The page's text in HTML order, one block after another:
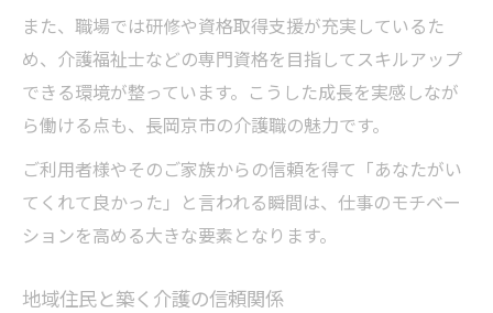
また、職場では研修や資格取得支援が充実しているた
め、介護福祉士などの専門資格を目指してスキルアップ
できる環境が整っています。こうした成長を実感しなが
ら働ける点も、長岡京市の介護職の魅力です。
ご利用者様やそのご家族からの信頼を得て「あなたがい
てくれて良かった」と言われる瞬間は、仕事のモチベー
ションを高める大きな要素となります。
地域住民と築く介護の信頼関係